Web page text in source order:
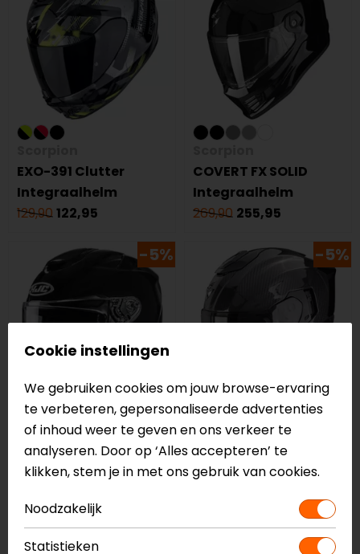
EXO-391 Clutter
Integraalhelm
129,90 122,95
COVERT FX SOLID
Integraalhelm
269,90 255,95
-5%
HJC
RPHA 72
Integraalhelm
-5%
Scorpion
Exo-1500 Carbon Air
Solid Integraalhelm
NIEUW
Cookie instellingen
We gebruiken cookies om jouw browse-ervaring
te verbeteren, gepersonaliseerde advertenties
of inhoud weer te geven en ons verkeer te
analyseren. Door op ‘Alles accepteren’ te
klikken, stem je in met ons gebruik van cookies.
Noodzakelijk
Statistieken